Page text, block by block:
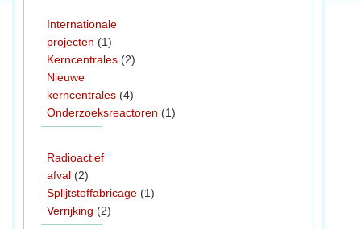
Internationale
projecten (1)
Kerncentrales (2)
Nieuwe
kerncentrales (4)
Onderzoeksreactoren (1)
Radioactief
afval (2)
Splijtstoffabricage (1)
Verrijking (2)